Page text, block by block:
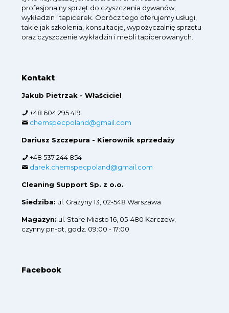
profesjonalny sprzęt do czyszczenia dywanów,
wykładzin i tapicerek. Oprócz tego oferujemy usługi,
takie jak szkolenia, konsultacje, wypożyczalnię sprzętu
oraz czyszczenie wykładzin i mebli tapicerowanych.
Kontakt
Jakub Pietrzak - Właściciel
+48 604 295 419
chemspecpoland@gmail.com
Dariusz Szczepura - Kierownik sprzedaży
+48 537 244 854
darek.chemspecpoland@gmail.com
Cleaning Support Sp. z o.o.
Siedziba: ul. Grażyny 13, 02-548 Warszawa
Magazyn: ul. Stare Miasto 16, 05-480 Karczew,
czynny pn-pt, godz. 09:00 - 17:00
Facebook